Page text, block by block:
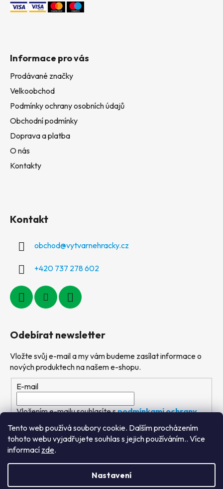
Tento web používá soubory cookie. Dalším procházením
tohoto webu vyjadřujete souhlas s jejich používáním.. Více
informací zde.
Nastavení
Informace pro vás
Prodávané značky
Velkoobchod
Podmínky ochrany osobních údajů
Obchodní podmínky
Doprava a platba
O nás
Kontakty
Kontakt
obchod@vytvarnehracky.cz
+420 737 278 602
Odebírat newsletter
Vložte svůj e-mail a my vám budeme zasílat informace o
nových produktech na našem e-shopu.
E-mail
Vložením e-mailu souhlasíte spodmínkami ochrany
osobních údajů
PŘIHLÁSIT SE